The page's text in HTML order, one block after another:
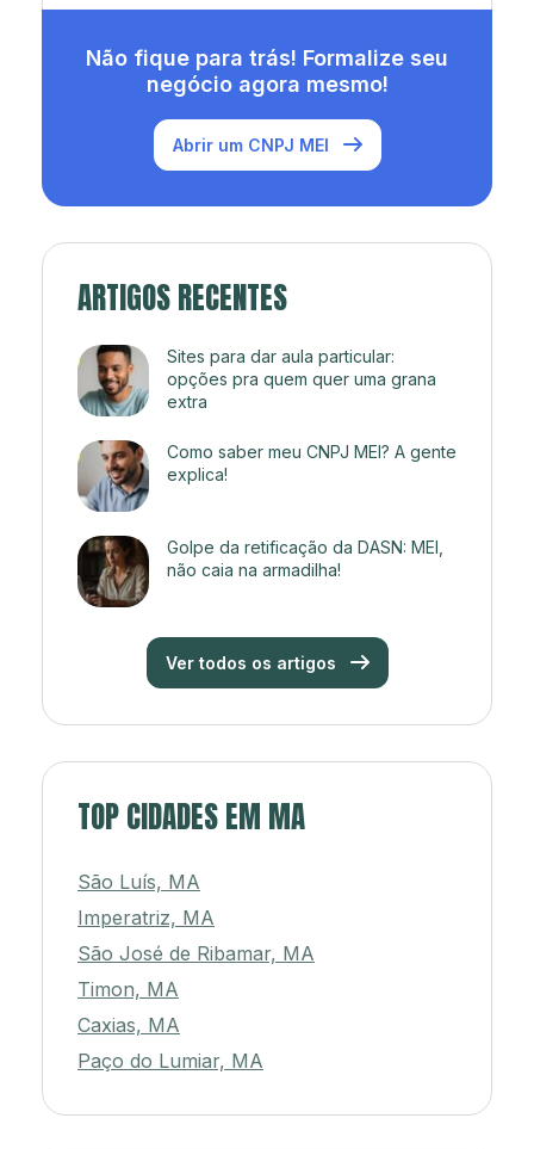
Não fique para trás! Formalize seu
negócio agora mesmo!
Abrir um CNPJ MEI
ARTIGOS RECENTES
Sites para dar aula particular:
opções pra quem quer uma grana
extra
Como saber meu CNPJ MEI? A gente
explica!
Golpe da retificação da DASN: MEI,
não caia na armadilha!
Ver todos os artigos
TOP CIDADES EM MA
São Luís, MA
Imperatriz, MA
São José de Ribamar, MA
Timon, MA
Caxias, MA
Paço do Lumiar, MA